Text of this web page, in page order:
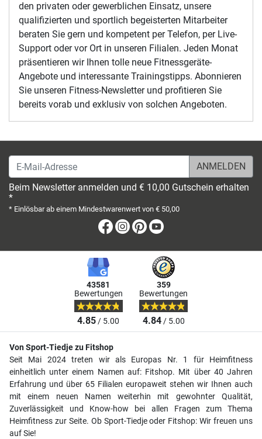
den privaten oder gewerblichen Einsatz, unsere
qualifizierten und sportlich begeisterten Mitarbeiter
beraten Sie gern und kompetent per Telefon, per Live-
Support oder vor Ort in unseren Filialen. Jeden Monat
präsentieren wir Ihnen tolle neue Fitnessgeräte-
Angebote und interessante Trainingstipps. Abonnieren
Sie unseren Fitness-Newsletter und profitieren Sie
bereits vorab und exklusiv von solchen Angeboten.
E-Mail-Adresse
Beim Newsletter anmelden und € 10,00 Gutschein erhalten
*
* Einlösbar ab einem Mindestwarenwert von € 50,00
Facebook
Instagram
Pinterest
43581
Bewertungen
4.85/ 5.00
359
Bewertungen
4.84/ 5.00
Von Sport-Tiedje zu Fitshop
Seit Mai 2024 treten wir als Europas Nr. 1 für Heimfitness
einheitlich unter einem Namen auf: Fitshop. Mit über 40 Jahren
Erfahrung und über 65 Filialen europaweit stehen wir Ihnen auch
mit einem neuen Namen weiterhin mit gewohnter Qualität,
Zuverlässigkeit und Know-how bei allen Fragen zum Thema
Heimfitness zur Seite. Ob Sport-Tiedje oder Fitshop: Wir freuen uns
auf Sie!